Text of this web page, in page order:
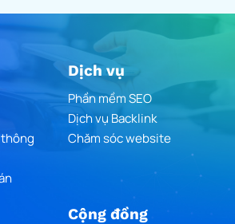
Dịch vụ
Phần mềm SEO
Dịch vụ Backlink
Chăm sóc website
Cộng đồng